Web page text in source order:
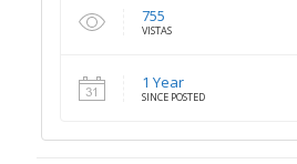
755
VISTAS
1 Year
SINCE POSTED